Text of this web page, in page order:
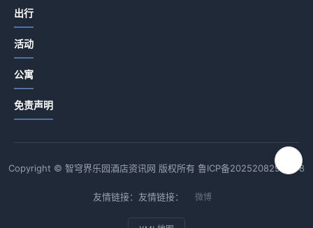
出行
活动
公寓
免责声明
Copyright © 智穹界乐园酒店资讯网 版权所有 鲁ICP备2025208294号-8
友情链接：友情链接： 微博